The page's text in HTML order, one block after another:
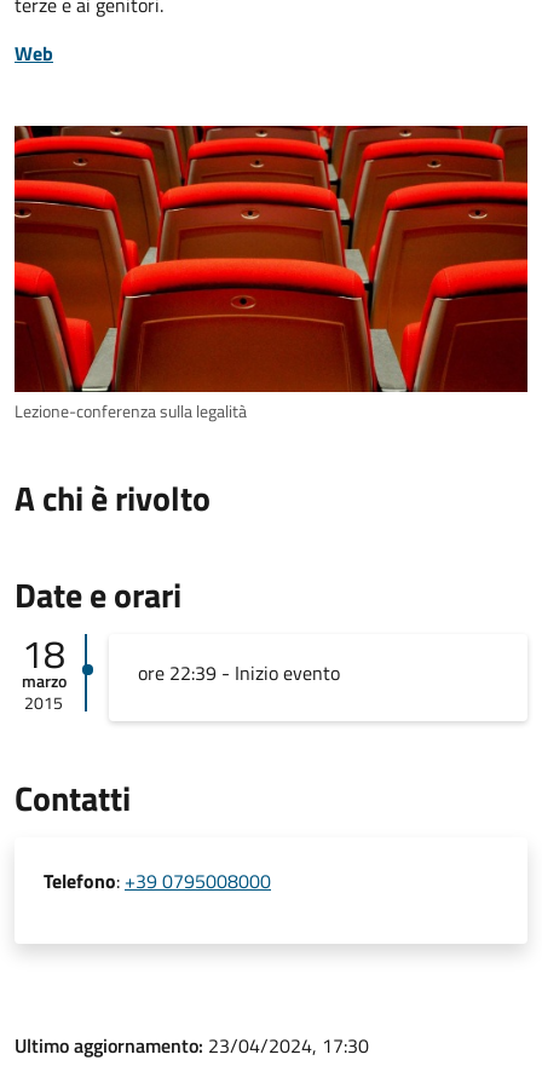
Web
Lezione-conferenza sulla legalità
A chi è rivolto
Date e orari
18
marzo
2015
ore 22:39 - Inizio evento
Contatti
Telefono: +39 0795008000
Ultimo aggiornamento: 23/04/2024, 17:30